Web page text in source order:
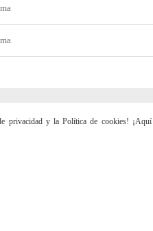
privacidad y la Política de cookies! ¡Aquí